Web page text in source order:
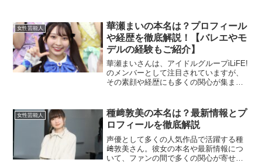
気になる方も多いのではないでしょう
か。本記事では、岡田朋...
女性芸能人
華瀬まいの本名は？プロフィール
や経歴を徹底解説！【バレエやモ
デルの経験もご紹介】
華瀬まいさんは、アイドルグループiLiFE!
のメンバーとして注目されていますが、
その素顔や経歴にも多くの関心が集まっ
きます！華瀬まいの本名は？華瀬まいさ
んの本名は「冨永...
女性芸能人
種﨑敦美の本名は？最新情報とプ
ロフィールを徹底解説
声優として多くの人気作品で活躍する種
﨑敦美さん。彼女の本名や最新情報につ
いて、ファンの間で多くの関心が寄せら